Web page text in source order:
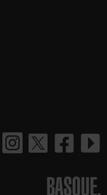
BASQUE.